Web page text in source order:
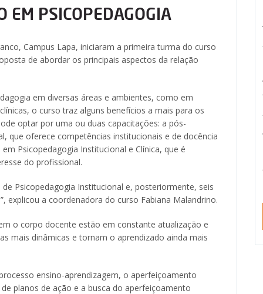
EM PSICOPEDAGOGIA
Campus Lapa, iniciaram a primeira turma do curso
de abordar os principais aspectos da relação
em diversas áreas e ambientes, como em
o curso traz alguns benefícios a mais para os
optar por uma ou duas capacitações: a pós-
que oferece competências institucionais e de docência
Psicopedagogia Institucional e Clínica, que é
do profissional.
Psicopedagogia Institucional e, posteriormente, seis
explicou a coordenadora do curso Fabiana Malandrino.
o corpo docente estão em constante atualização e
mais dinâmicas e tornam o aprendizado ainda mais
ensino-aprendizagem, o aperfeiçoamento
planos de ação e a busca do aperfeiçoamento